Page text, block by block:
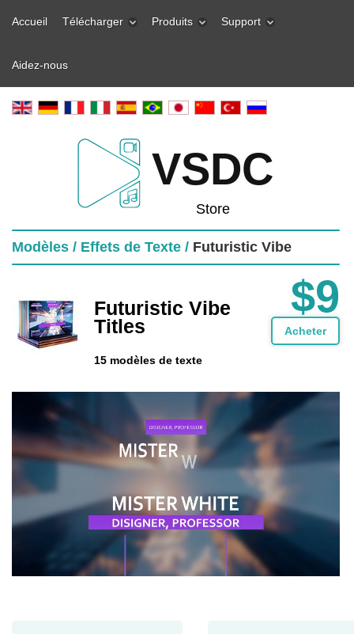
Accueil Télécharger Produits Support
Aidez-nous
VSDC
Store
Modèles / Effets de Texte / Futuristic Vibe
Futuristic Vibe
Titles
15 modèles de texte
$9
Acheter